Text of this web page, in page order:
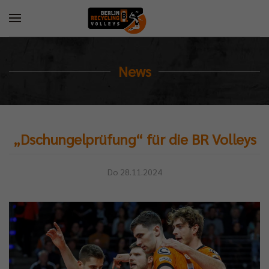
News
„Dschungelprüfung“ für die BR Volleys
Do 28.11.2024